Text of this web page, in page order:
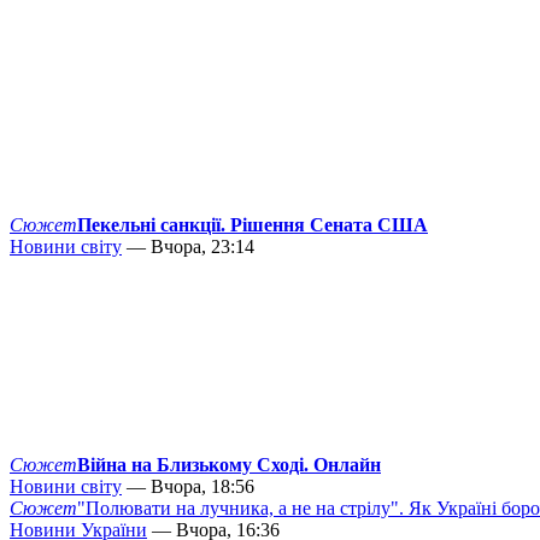
СюжетПекельні санкції. Рішення Сената США
Новини світу — Вчора, 23:14
СюжетВійна на Близькому Сході. Онлайн
Новини світу — Вчора, 18:56
Сюжет"Полювати на лучника, а не на стрілу". Як Україні
Новини України — Вчора, 16:36